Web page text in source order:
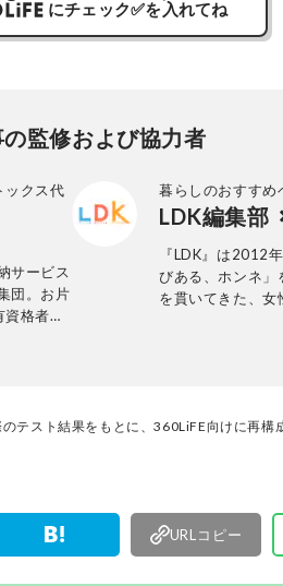
にチェック✅を入れてね
監修および協力者
ックス代
サービス
団。お片
格者。
暮らしのおすすめ
LDK編集部
『LDK』は2012
びある、ホンネ」
を貫いてきた、女
編集体制で日々の
テスト結果をもとに、360LiFE向けに再構
URLコピー